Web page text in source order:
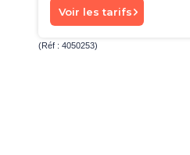
Voir les tarifs
(Réf : 4050253)